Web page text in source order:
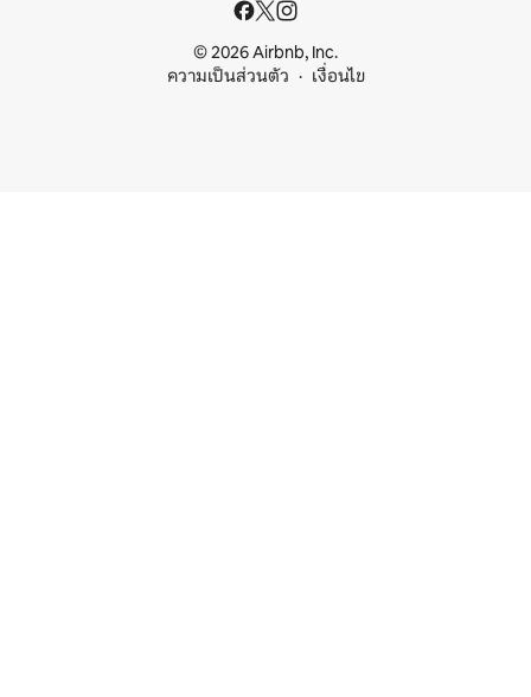
© 2026 Airbnb, Inc.
ความเป็นส่วนตัว
เงื่อนไข